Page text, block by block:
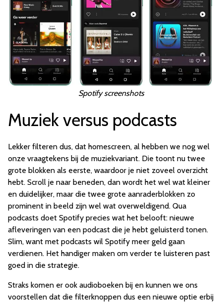
Spotify screenshots
Muziek versus podcasts
Lekker filteren dus, dat homescreen, al hebben we nog wel
onze vraagtekens bij de muziekvariant. Die toont nu twee
grote blokken als eerste, waardoor je niet zoveel overzicht
hebt. Scroll je naar beneden, dan wordt het wel wat kleiner
en duidelijker, maar die twee grote aanraderblokken zo
prominent in beeld zijn wel wat overweldigend. Qua
podcasts doet Spotify precies wat het belooft: nieuwe
afleveringen van een podcast die je hebt geluisterd tonen.
Slim, want met podcasts wil Spotify meer geld gaan
verdienen. Het handiger maken om verder te luisteren past
goed in die strategie.
Straks komen er ook audioboeken bij en kunnen we ons
voorstellen dat die filterknoppen dus een nieuwe optie erbij